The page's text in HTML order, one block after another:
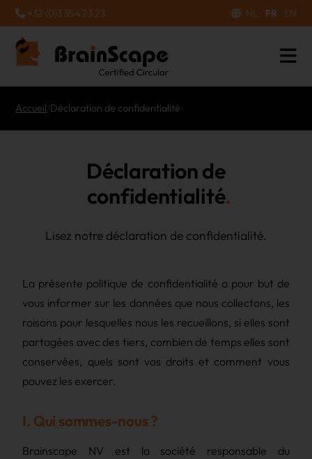
+32 (0)3 354 23 23 NL FR EN
Accueil Déclaration de confidentialité
Déclaration de
confidentialité
Lisez notre déclaration de confidentialité.
La présente politique de confidentialité a pour but de
vous informer sur les données que nous collectons, les
raisons pour lesquelles nous les recueillons, si elles sont
partagées avec des tiers, combien de temps elles sont
conservées, quels sont vos droits et comment vous
pouvez les exercer.
I. Qui sommes-nous ?
Brainscape NV est la société responsable du